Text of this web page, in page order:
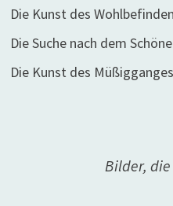
Die Kunst des
Die Suche nach dem
Die Kunst des Müßigganges
Bilder,